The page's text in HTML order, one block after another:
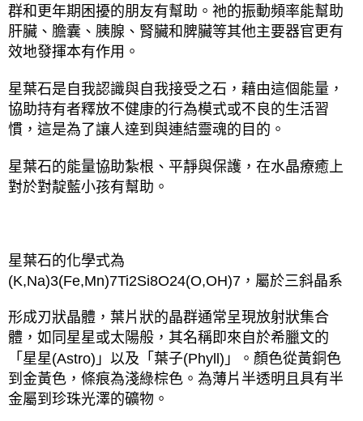
群和更年期困擾的朋友有幫助。祂的振動頻率能幫助
肝臟、膽囊、胰腺、腎臟和脾臟等其他主要器官更有
效地發揮本有作用。
星葉石是自我認識與自我接受之石，藉由這個能量，
協助持有者釋放不健康的行為模式或不良的生活習
慣，這是為了讓人達到與連結靈魂的目的。
星葉石的能量協助紮根、平靜與保護，在水晶療癒上
對於對靛藍小孩有幫助。
星葉石的化學式為
(K,Na)3(Fe,Mn)7Ti2Si8O24(O,OH)7 ，屬於三斜晶系
形成刃狀晶體，葉片狀的晶群通常呈現放射狀集合
體，如同星星或太陽般，其名稱即來自於希臘文的
「星星(Astro) 」以及「葉子(Phyll) 」。顏色從黃銅色
到金黃色，條痕為淺綠棕色。為薄片半透明且具有半
金屬到珍珠光澤的礦物。